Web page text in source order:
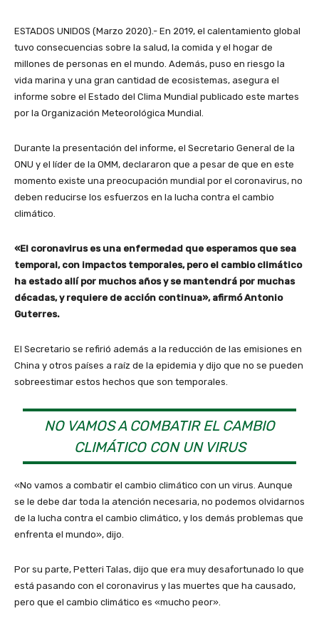
ESTADOS UNIDOS (Marzo 2020).- En 2019, el calentamiento global
tuvo consecuencias sobre la salud, la comida y el hogar de
millones de personas en el mundo. Además, puso en riesgo la
vida marina y una gran cantidad de ecosistemas, asegura el
informe sobre el Estado del Clima Mundial publicado este martes
por la Organización Meteorológica Mundial.
Durante la presentación del informe, el Secretario General de la
ONU y el líder de la OMM, declararon que a pesar de que en este
momento existe una preocupación mundial por el coronavirus, no
deben reducirse los esfuerzos en la lucha contra el cambio
climático.
«El coronavirus es una enfermedad que esperamos que sea
temporal, con impactos temporales, pero el cambio climático
ha estado allí por muchos años y se mantendrá por muchas
décadas, y requiere de acción continua», afirmó Antonio
Guterres.
El Secretario se refirió además a la reducción de las emisiones en
China y otros países a raíz de la epidemia y dijo que no se pueden
sobreestimar estos hechos que son temporales.
NO VAMOS A COMBATIR EL CAMBIO
CLIMÁTICO CON UN VIRUS
«No vamos a combatir el cambio climático con un virus. Aunque
se le debe dar toda la atención necesaria, no podemos olvidarnos
de la lucha contra el cambio climático, y los demás problemas que
enfrenta el mundo», dijo.
Por su parte, Petteri Talas, dijo que era muy desafortunado lo que
está pasando con el coronavirus y las muertes que ha causado,
pero que el cambio climático es «mucho peor».